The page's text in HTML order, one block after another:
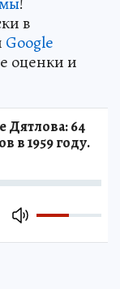
в
Google
оценки и
Дятлова: 64
в 1959 году.